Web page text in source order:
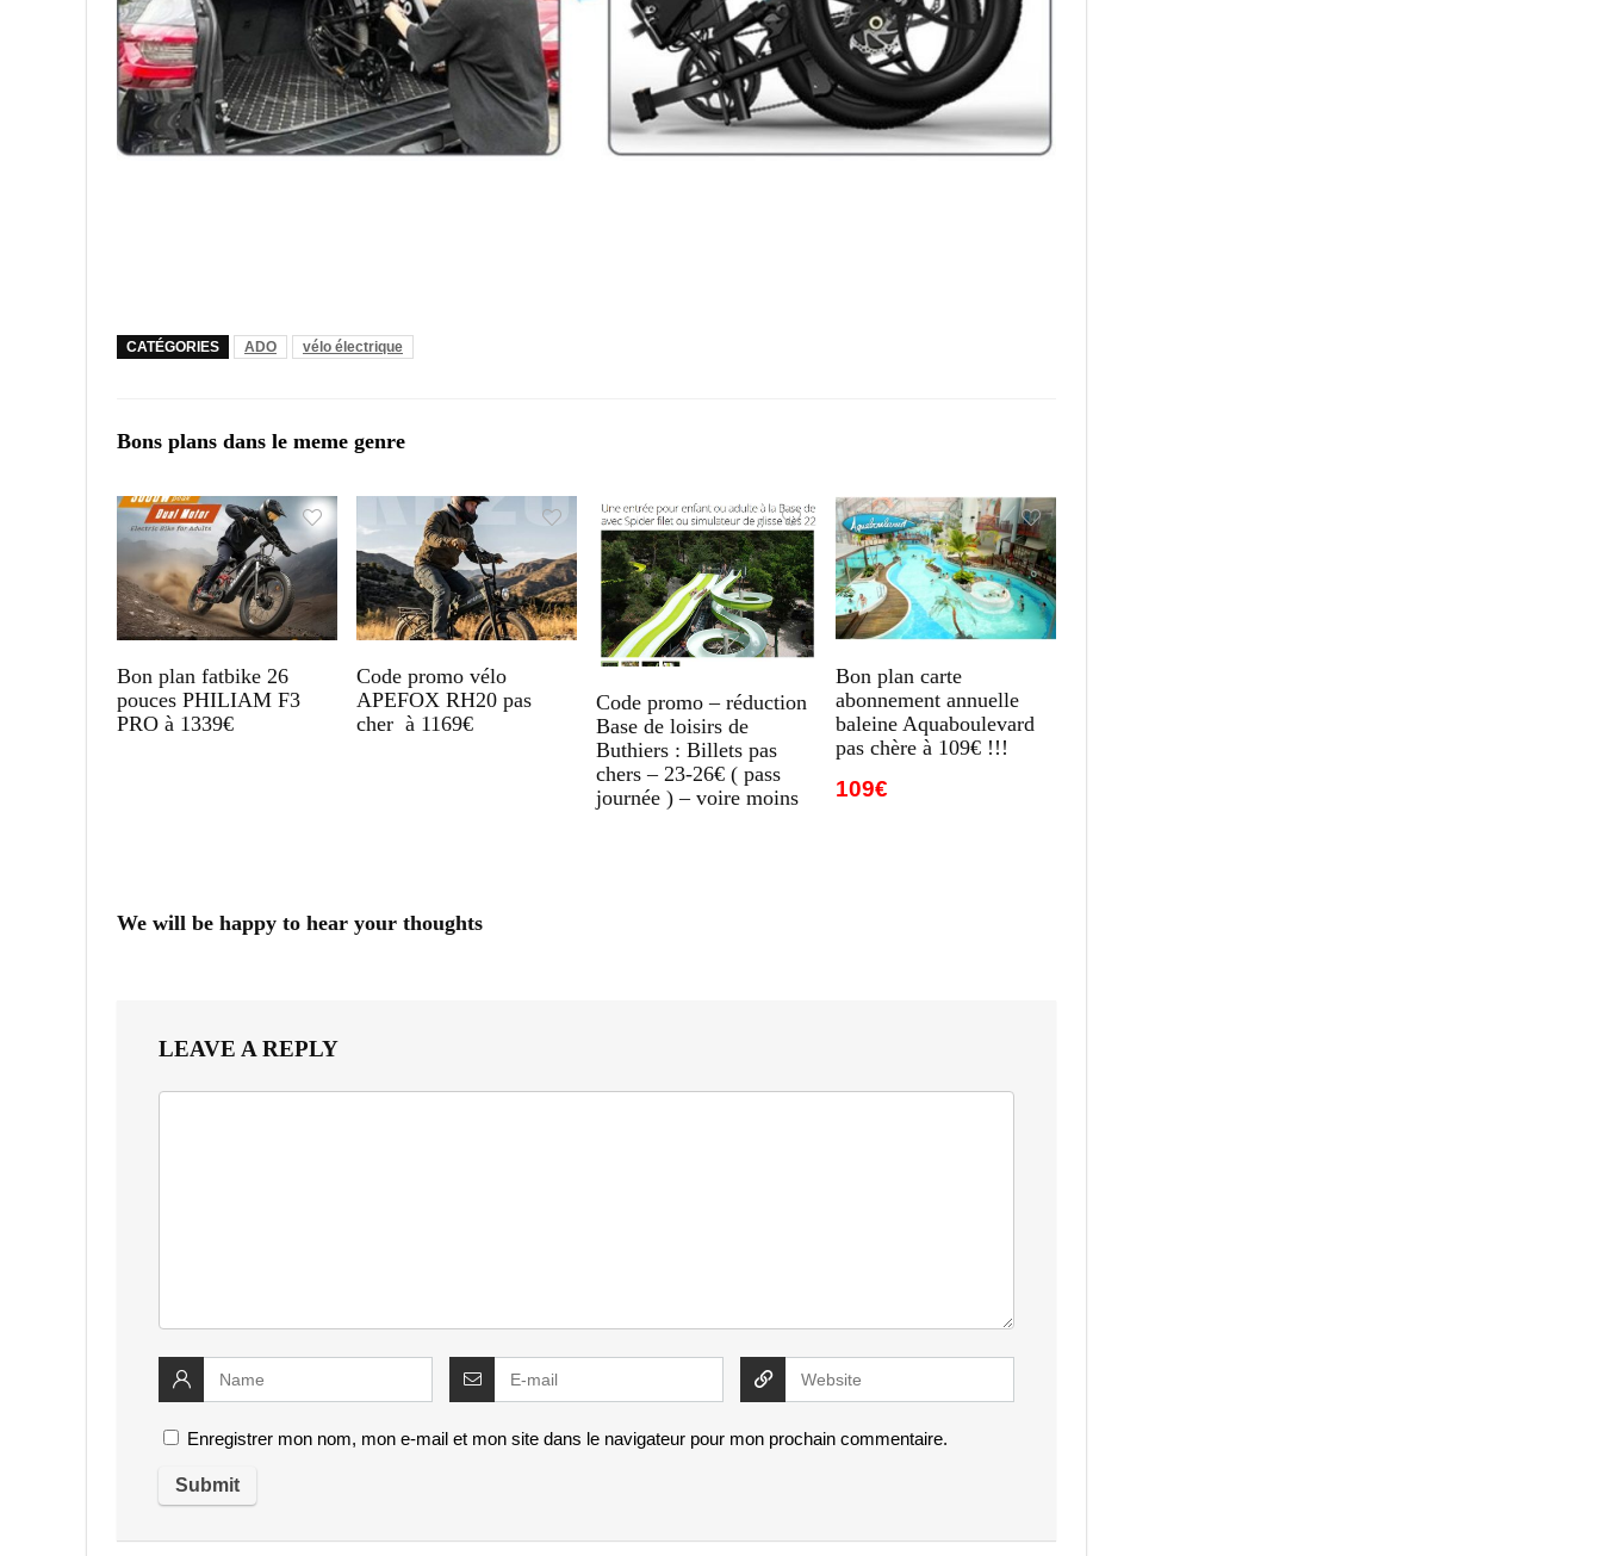
CATÉGORIES ADO vélo électrique
Bons plans dans le meme genre
Bon plan fatbike 26
pouces PHILIAM F3
PRO à 1339€
Code promo vélo
APEFOX RH20 pas
cher à 1169€
Code promo – réduction
Base de loisirs de
Buthiers : Billets pas
chers – 23-26€ ( pass
journée ) – voire moins
Bon plan carte
abonnement annuelle
baleine Aquaboulevard
pas chère à 109€ !!!
109€
We will be happy to hear your thoughts
LEAVE A REPLY
Enregistrer mon nom, mon e-mail et mon site dans le navigateur pour mon prochain commentaire.